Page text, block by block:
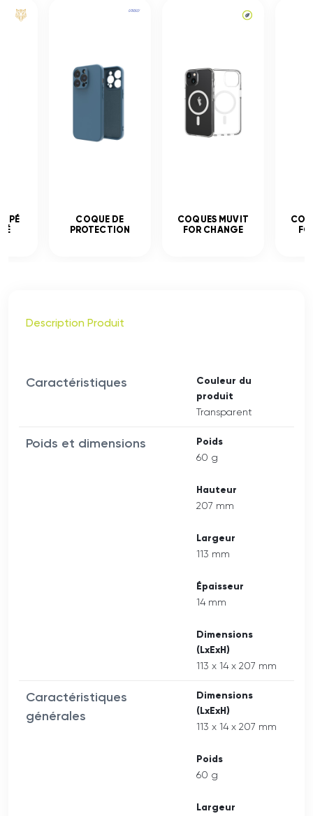
COQUE DE
PROTECTION
COQUES MUVIT
FOR CHANGE
Description Produit
Caractéristiques
Couleur du
produit
Transparent
Poids et dimensions Poids
60 g
Hauteur
207 mm
Largeur
113 mm
Épaisseur
14 mm
Dimensions
(LxExH)
113 x 14 x 207 mm
Caractéristiques
générales
Dimensions
(LxExH)
113 x 14 x 207 mm
Poids
60 g
Largeur